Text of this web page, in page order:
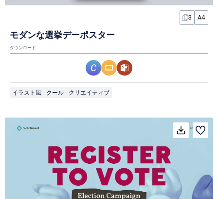
3 A4
モダンな選挙デーポスター
ダウンロード
イラスト風 クール クリエイティブ